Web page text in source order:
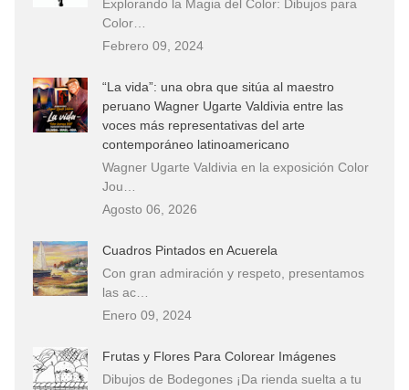
Explorando la Magia del Color: Dibujos para
Color…
Febrero 09, 2024
“La vida”: una obra que sitúa al maestro
peruano Wagner Ugarte Valdivia entre las
voces más representativas del arte
contemporáneo latinoamericano
Wagner Ugarte Valdivia en la exposición Color
Jou…
Agosto 06, 2026
Cuadros Pintados en Acuerela
Con gran admiración y respeto, presentamos
las ac…
Enero 09, 2024
Frutas y Flores Para Colorear Imágenes
Dibujos de Bodegones ¡Da rienda suelta a tu